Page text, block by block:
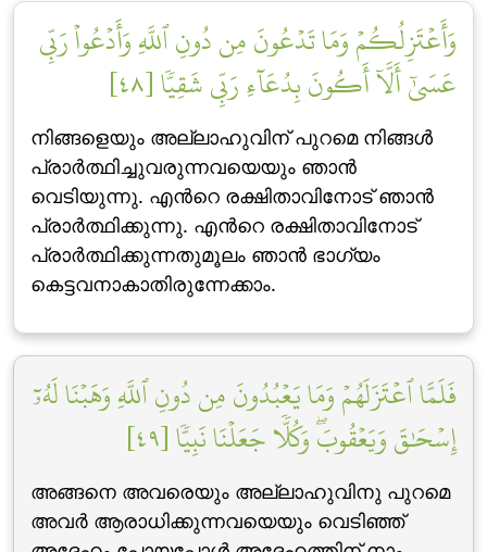
وَأَعۡتَزِلُكُمۡ وَمَا تَدۡعُونَ مِن دُونِ ٱللَّهِ وَأَدۡعُواْ رَبِّي
عَسَىٰٓ أَلَّآ أَكُونَ بِدُعَآءِ رَبِّي شَقِيّٗا [٤٨]
നിങ്ങളെയും അല്ലാഹുവിന് പുറമെ നിങ്ങള്‍
പ്രാര്‍ത്ഥിച്ചുവരുന്നവയെയും ഞാന്‍
വെടിയുന്നു. എന്‍റെ രക്ഷിതാവിനോട് ഞാന്‍
പ്രാര്‍ത്ഥിക്കുന്നു. എന്‍റെ രക്ഷിതാവിനോട്
പ്രാര്‍ത്ഥിക്കുന്നതുമൂലം ഞാന്‍ ഭാഗ്യം
കെട്ടവനാകാതിരുന്നേക്കാം.
فَلَمَّا ٱعۡتَزَلَهُمۡ وَمَا يَعۡبُدُونَ مِن دُونِ ٱللَّهِ وَهَبۡنَا لَهُۥٓ
إِسۡحَٰقَ وَيَعۡقُوبَۖ وَكُلّٗا جَعَلۡنَا نَبِيّٗا [٤٩]
അങ്ങനെ അവരെയും അല്ലാഹുവിനു പുറമെ
അവര്‍ ആരാധിക്കുന്നവയെയും വെടിഞ്ഞ്